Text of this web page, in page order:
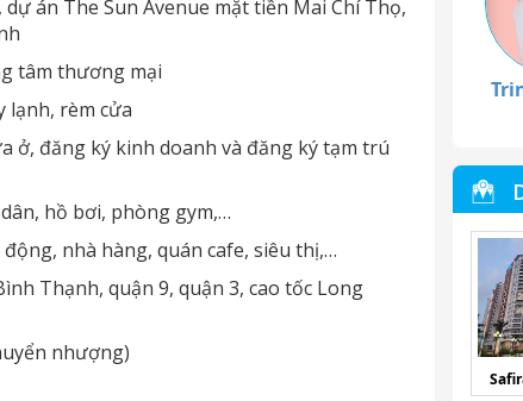
án The Sun Avenue mặt tiền Mai Chí Thọ,
tâm thương mại
lạnh, rèm cửa
ở, đăng ký kinh doanh và đăng ký tạm trú
hồ bơi, phòng gym,…
nhà hàng, quán cafe, siêu thị,…
Thạnh, quận 9, quận 3, cao tốc Long
nhượng)